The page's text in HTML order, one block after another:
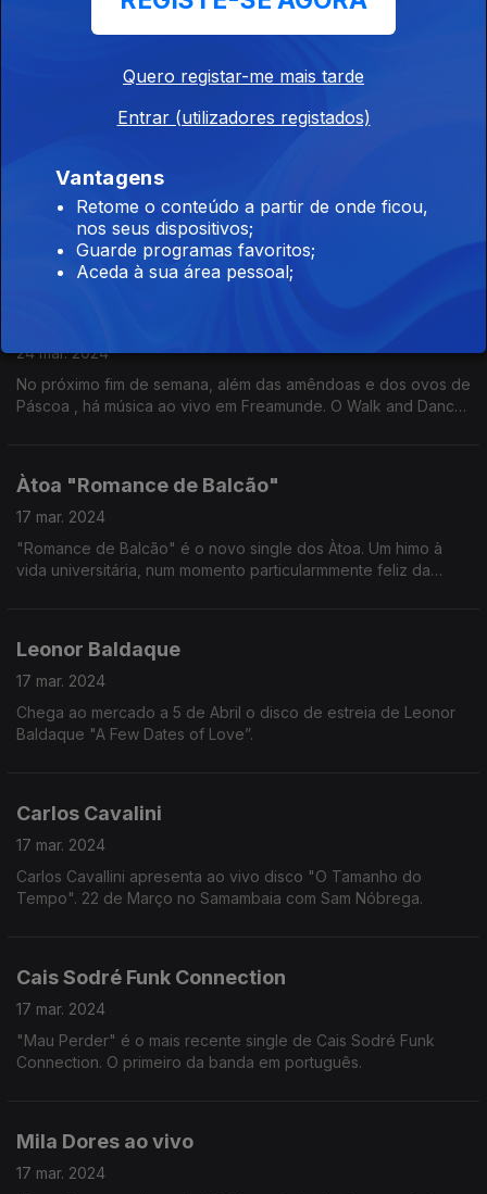
para que caminhemos juntos na mesma estrada.... com eles e
24 mar. 2024
BEMgil MORENOveloso é a digresão que traz de 12 a 21 de
abril a Portugal estes dois nomes da música brasileira. São
concertos Antena 1 que num só palco mostram duas carreiras.
24 mar. 2024
No próximo fim de semana, além das amêndoas e dos ovos de
Páscoa , há música ao vivo em Freamunde. O Walk and Dance
Àtoa "Romance de Balcão"
17 mar. 2024
"Romance de Balcão" é o novo single dos Àtoa. Um himo à
vida universitária, num momento particularmmente feliz da
Leonor Baldaque
17 mar. 2024
Chega ao mercado a 5 de Abril o disco de estreia de Leonor
Baldaque "A Few Dates of Love”.
Carlos Cavalini
17 mar. 2024
Carlos Cavallini apresenta ao vivo disco "O Tamanho do
Tempo". 22 de Março no Samambaia com Sam Nóbrega.
Cais Sodré Funk Connection
17 mar. 2024
"Mau Perder" é o mais recente single de Cais Sodré Funk
Connection. O primeiro da banda em português.
Mila Dores ao vivo
17 mar. 2024
Quero registar-me mais tarde
Entrar (utilizadores registados)
Vantagens
Retome o conteúdo a partir de onde ficou,
nos seus dispositivos;
Guarde programas favoritos;
Aceda à sua área pessoal;